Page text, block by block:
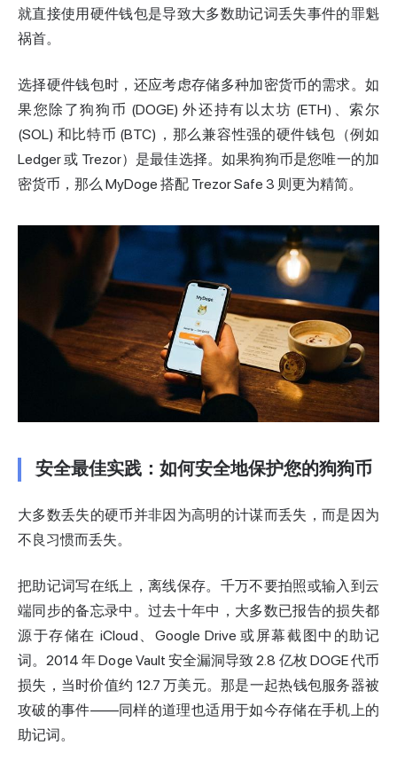
就直接使用硬件钱包是导致大多数助记词丢失事件的罪魁
祸首。
选择硬件钱包时，还应考虑存储多种加密货币的需求。如
果您除了狗狗币 (DOGE) 外还持有以太坊 (ETH)、索尔
(SOL) 和比特币 (BTC)，那么兼容性强的硬件钱包（例如
Ledger 或 Trezor）是最佳选择。如果狗狗币是您唯一的加
密货币，那么 MyDoge 搭配 Trezor Safe 3 则更为精简。
安全最佳实践：如何安全地保护您的狗狗币
大多数丢失的硬币并非因为高明的计谋而丢失，而是因为
不良习惯而丢失。
把助记词写在纸上，离线保存。千万不要拍照或输入到云
端同步的备忘录中。过去十年中，大多数已报告的损失都
源于存储在 iCloud、Google Drive 或屏幕截图中的助记
词。2014 年 Doge Vault 安全漏洞导致 2.8 亿枚 DOGE 代币
损失，当时价值约 12.7 万美元。那是一起热钱包服务器被
攻破的事件——同样的道理也适用于如今存储在手机上的
助记词。